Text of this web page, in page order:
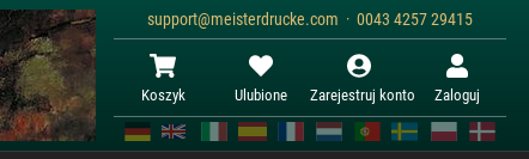
support@meisterdrucke.com · 0043 4257 29415
Koszyk Ulubione Zarejestruj konto Zaloguj